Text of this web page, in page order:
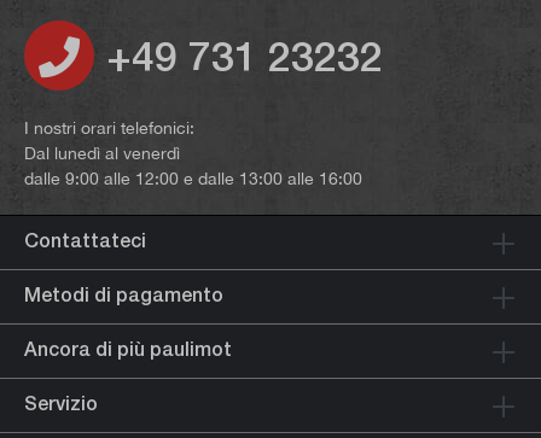
+49 731 23232
I nostri orari telefonici:
Dal lunedì al venerdì
dalle 9:00 alle 12:00 e dalle 13:00 alle 16:00
Contattateci
Metodi di pagamento
Ancora di più paulimot
Servizio